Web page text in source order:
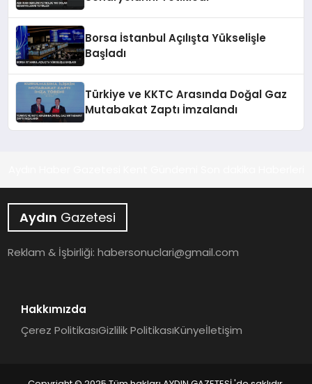
Borsa İstanbul Açılışta Yükselişle
Başladı
Türkiye ve KKTC Arasında Doğal Gaz
Mutabakat Zaptı İmzalandı
Aydın Gazetesi
Reklam & İşbirliği:habersonuclari@gmail.com
Hakkımızda
Çerez PolitikasıGizlilik PolitikasıKünyeİletişim